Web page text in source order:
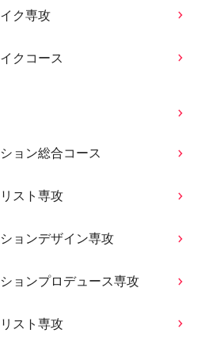
ク専攻
クコース
ョン総合コース
スト専攻
ョンデザイン専攻
ョンプロデュース専攻
スト専攻